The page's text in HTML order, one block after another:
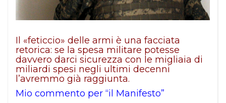
Il «feticcio» delle armi è una facciata
retorica: se la spesa militare potesse
davvero darci sicurezza con le migliaia di
miliardi spesi negli ultimi decenni
l’avremmo già raggiunta.
Mio commento per “il Manifesto”